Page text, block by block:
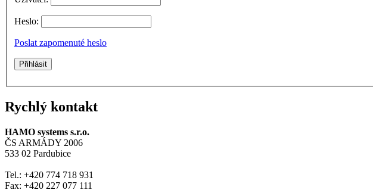
Heslo:
Poslat zapomenuté heslo
Rychlý kontakt
HAMO systems s.r.o.
ČS ARMÁDY 2006
533 02 Pardubice
Tel.: +420 774 718 931
Fax: +420 227 077 111